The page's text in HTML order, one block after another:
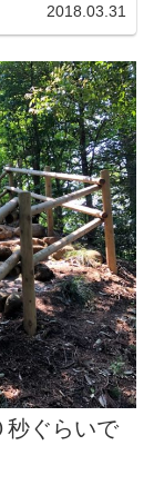
2018.03.31
秒ぐらいで